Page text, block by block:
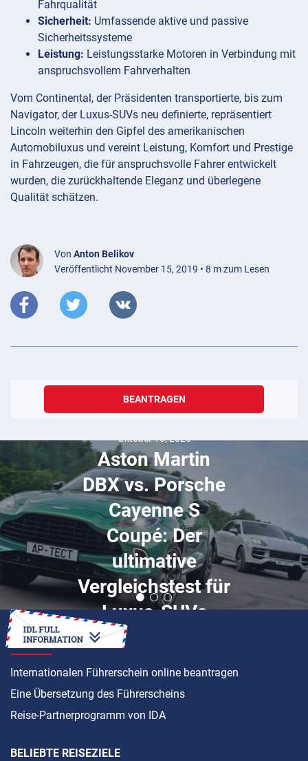
Fahrqualität
Sicherheit: Umfassende aktive und passive
Sicherheitssysteme
Leistung: Leistungsstarke Motoren in Verbindung mit
anspruchsvollem Fahrverhalten
Vom Continental, der Präsidenten transportierte, bis zum
Navigator, der Luxus-SUVs neu definierte, repräsentiert
Lincoln weiterhin den Gipfel des amerikanischen
Automobiluxus und vereint Leistung, Komfort und Prestige
in Fahrzeugen, die für anspruchsvolle Fahrer entwickelt
wurden, die zurückhaltende Eleganz und überlegene
Qualität schätzen.
Von Anton Belikov
Veröffentlicht November 15, 2019 • 8 m zum Lesen
BEANTRAGEN
Oktober 16, 2025
Aston Martin
DBX vs. Porsche
Cayenne S
Coupé: Der
ultimative
Vergleichstest für
Luxus-SUVs
ANLEITUNG
Internationalen Führerschein online beantragen
Eine Übersetzung des Führerscheins
Reise-Partnerprogramm von IDA
BELIEBTE REISEZIELE